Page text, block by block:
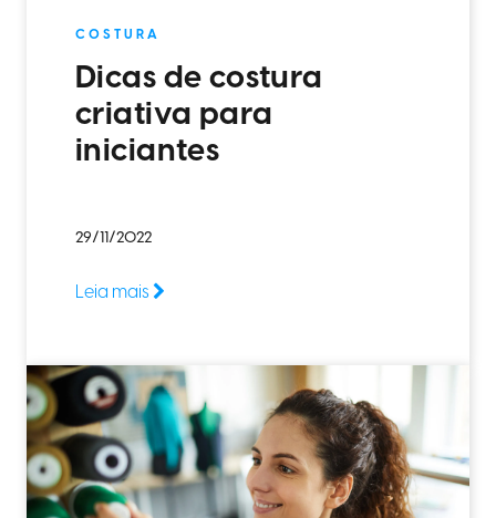
COSTURA
Dicas de costura
criativa para
iniciantes
29/11/2022
Leia mais